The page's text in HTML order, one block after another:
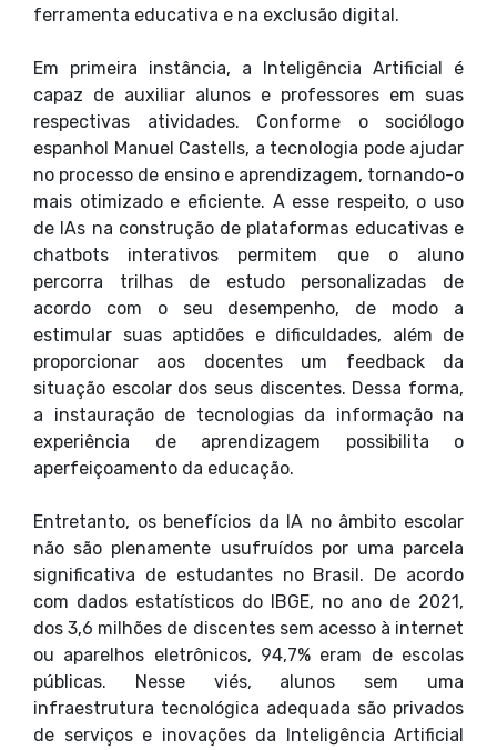
ferramenta educativa e na exclusão digital.
Em primeira instância, a Inteligência Artificial é
capaz de auxiliar alunos e professores em suas
respectivas atividades. Conforme o sociólogo
espanhol Manuel Castells, a tecnologia pode ajudar
no processo de ensino e aprendizagem, tornando-o
mais otimizado e eficiente. A esse respeito, o uso
de IAs na construção de plataformas educativas e
chatbots interativos permitem que o aluno
percorra trilhas de estudo personalizadas de
acordo com o seu desempenho, de modo a
estimular suas aptidões e dificuldades, além de
proporcionar aos docentes um feedback da
situação escolar dos seus discentes. Dessa forma,
a instauração de tecnologias da informação na
experiência de aprendizagem possibilita o
aperfeiçoamento da educação.
Entretanto, os benefícios da IA no âmbito escolar
não são plenamente usufruídos por uma parcela
significativa de estudantes no Brasil. De acordo
com dados estatísticos do IBGE, no ano de 2021,
dos 3,6 milhões de discentes sem acesso à internet
ou aparelhos eletrônicos, 94,7% eram de escolas
públicas. Nesse viés, alunos sem uma
infraestrutura tecnológica adequada são privados
de serviços e inovações da Inteligência Artificial